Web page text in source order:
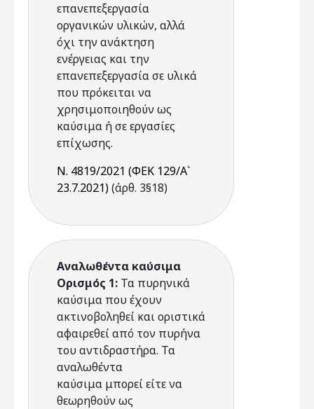
επανεπεξεργασία
οργανικών υλικών, αλλά
όχι την ανάκτηση
ενέργειας και την
επανεπεξεργασία σε υλικά
που πρόκειται να
χρησιμοποιηθούν ως
καύσιμα ή σε εργασίες
επίχωσης.
Ν. 4819/2021 (ΦΕΚ 129/Α`
23.7.2021)(άρθ. 3§18)
Αναλωθέντα καύσιμα
Ορισμός 1: Τα πυρηνικά
καύσιμα που έχουν
ακτινοβοληθεί και οριστικά
αφαιρεθεί από τον πυρήνα
του αντιδραστήρα. Τα
αναλωθέντα
καύσιμα μπορεί είτε να
θεωρηθούν ως